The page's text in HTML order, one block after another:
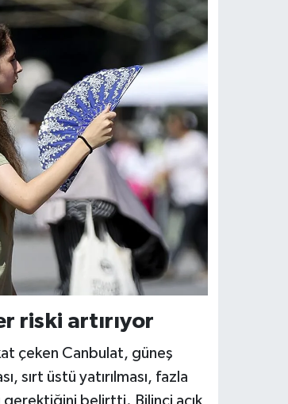
riski artırıyor
çeken Canbulat, güneş
sırt üstü yatırılması, fazla